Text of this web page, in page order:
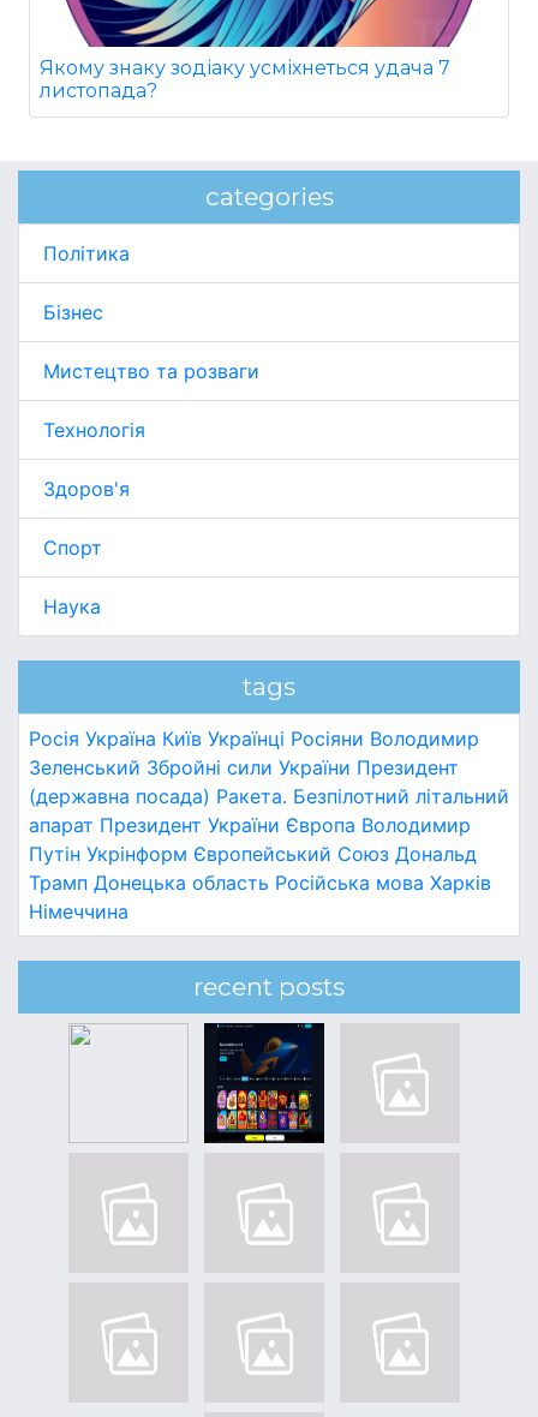
Якому знаку зодіаку усміхнеться удача 7
листопада?
categories
Політика
Бізнес
Мистецтво та розваги
Технологія
Здоров'я
Спорт
Наука
tags
Росія Україна Київ Українці Росіяни Володимир
Зеленський Збройні сили України Президент
(державна посада) Ракета. Безпілотний літальний
апарат Президент України Європа Володимир
Путін Укрінформ Європейський Союз Дональд
Трамп Донецька область Російська мова Харків
Німеччина
recent posts